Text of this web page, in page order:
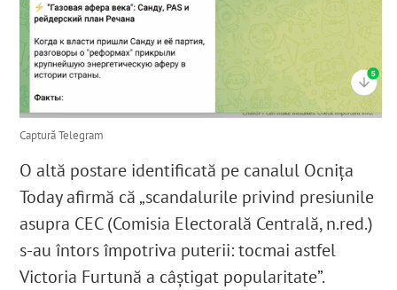
Captură Telegram
O altă postare identificată pe canalul Ocnița
Today afirmă că „scandalurile privind presiunile
asupra CEC (Comisia Electorală Centrală, n.red.)
s-au întors împotriva puterii: tocmai astfel
Victoria Furtună a câștigat popularitate”.